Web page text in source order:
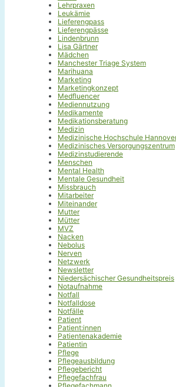
Lehrpraxen
Leukämie
Lieferengpass
Lieferengpässe
Lindenbrunn
Lisa Gärtner
Mädchen
Manchester Triage System
Marihuana
Marketing
Marketingkonzept
Medfluencer
Mediennutzung
Medikamente
Medikationsberatung
Medizin
Medizinische Hochschule
Medizinisches Versorgungszentrum
Medizinstudierende
Menschen
Mental Health
Mentale Gesundheit
Missbrauch
Mitarbeiter
Miteinander
Mutter
Mütter
MVZ
Nacken
Nebolus
Nerven
Netzwerk
Newsletter
Niedersächischer Gesundheitspreis
Notaufnahme
Notfall
Notfalldose
Notfälle
Patient
Patient:innen
Patientenakademie
Patientin
Pflege
Pflegeausbildung
Pflegebericht
Pflegefachfrau